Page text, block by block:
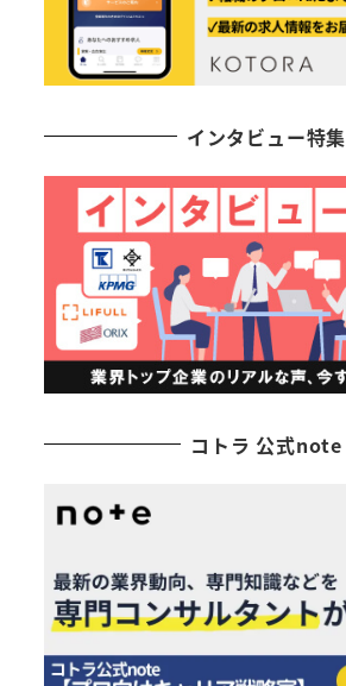
インタビュー特集
コトラ 公式note